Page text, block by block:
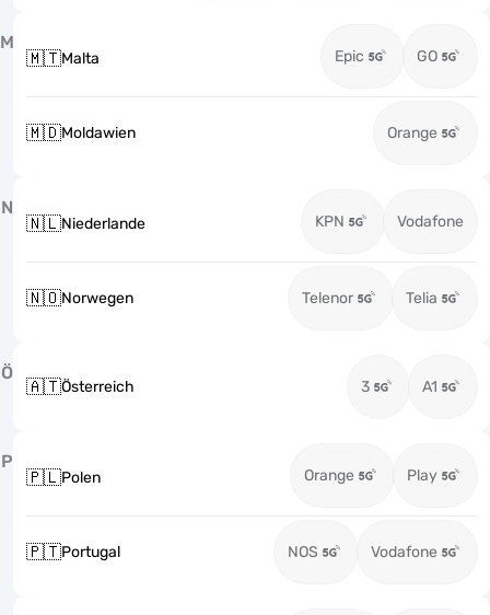
M
🇲🇹Malta Epic GO
🇲🇩Moldawien Orange
N
🇳🇱Niederlande KPN Vodafone
🇳🇴Norwegen Telenor Telia
Ö
🇦🇹Österreich 3 A1
P
🇵🇱Polen Orange Play
🇵🇹Portugal NOS Vodafone